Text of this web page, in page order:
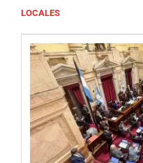
LOCALES